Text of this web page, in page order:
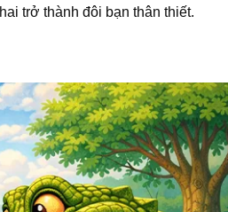
trở thành đôi bạn thân thiết.